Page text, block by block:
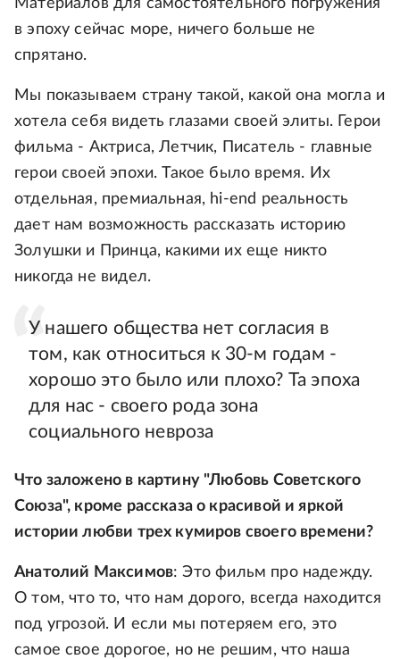
Материалов для самостоятельного погружения
в эпоху сейчас море, ничего больше не
спрятано.
Мы показываем страну такой, какой она могла и
хотела себя видеть глазами своей элиты. Герои
фильма - Актриса, Летчик, Писатель - главные
герои своей эпохи. Такое было время. Их
отдельная, премиальная, hi-end реальность
дает нам возможность рассказать историю
Золушки и Принца, какими их еще никто
никогда не видел.
У нашего общества нет согласия в
том, как относиться к 30-м годам -
хорошо это было или плохо? Та эпоха
для нас - своего рода зона
социального невроза
Что заложено в картину "Любовь Советского
Союза", кроме рассказа о красивой и яркой
истории любви трех кумиров своего времени?
Анатолий Максимов: Это фильм про надежду.
О том, что то, что нам дорого, всегда находится
под угрозой. И если мы потеряем его, это
самое свое дорогое, но не решим, что наша